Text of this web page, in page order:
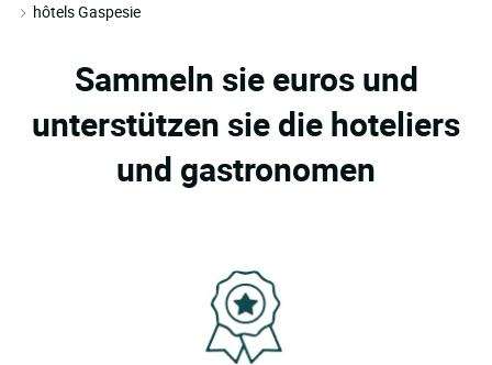
hôtels Gaspesie
Sammeln sie euros und
unterstützen sie die hoteliers
und gastronomen